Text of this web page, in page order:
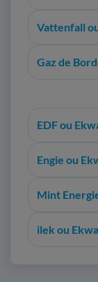
Vattenfall
Gaz de
EDF ou
Engie ou
Mint
ilek ou